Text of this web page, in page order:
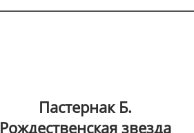
Пастернак Б.
Рождественская звезда